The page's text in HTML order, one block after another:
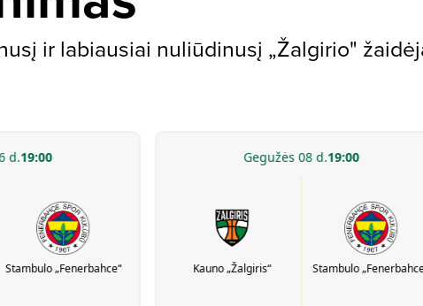
ir labiausiai nuliūdinusį „Žalgirio"
d.19:00
Stambulo „Fenerbahce“
Gegužės 08 d.19:00
Kauno „Žalgiris“ Stambulo